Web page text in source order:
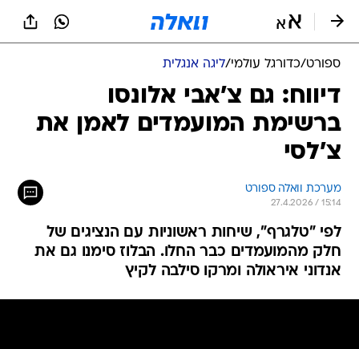
ספורט/כדורגל עולמי/ליגה אנגלית
דיווח: גם צ'אבי אלונסו
ברשימת המועמדים לאמן את
צ'לסי
מערכת וואלה ספורט
27.4.2026 / 15:14
לפי "טלגרף", שיחות ראשוניות עם הנציגים של
חלק מהמועמדים כבר החלו. הבלוז סימנו גם את
אנדוני איראולה ומרקו סילבה לקיץ